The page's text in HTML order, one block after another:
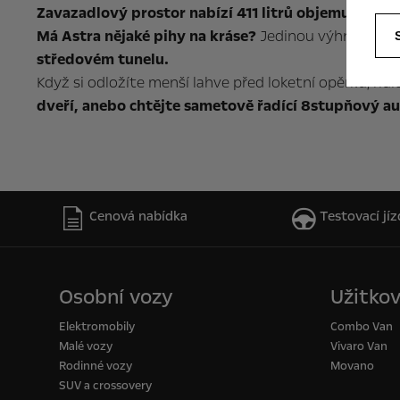
Zavazadlový prostor nabízí 411 litrů objemu, po
Má Astra nějaké pihy na kráse? Jedinou výhradou v
středovém tunelu.
Když si odložíte menší lahve před loketní opěrku,
dveří, anebo chtějte sametově řadící 8stupňový
Cenová nabídka Testovací
Osobní vozy
Elektromobily
Malé vozy
Rodinné vozy
SUV a crossovery
Combo Van
Vivaro Van
Movano